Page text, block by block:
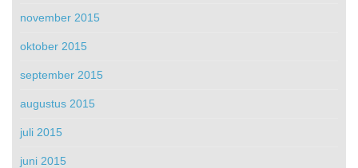
november 2015
oktober 2015
september 2015
augustus 2015
juli 2015
juni 2015